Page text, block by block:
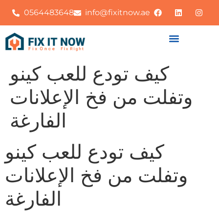
0564483648 info@fixitnow.ae
كيف تودع للعب كينو
وتفلت من فخ الإعلانات
الفارغة
كيف تودع للعب كينو
وتفلت من فخ الإعلانات
الفارغة